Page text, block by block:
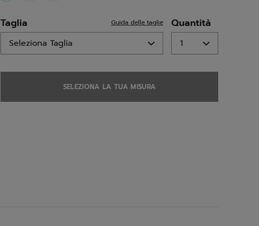
selected
Taglia Guida delle taglie Quantità
SELEZIONA LA TUA MISURA